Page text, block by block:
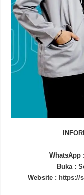
WhatsApp :
Buka :
Website : https://